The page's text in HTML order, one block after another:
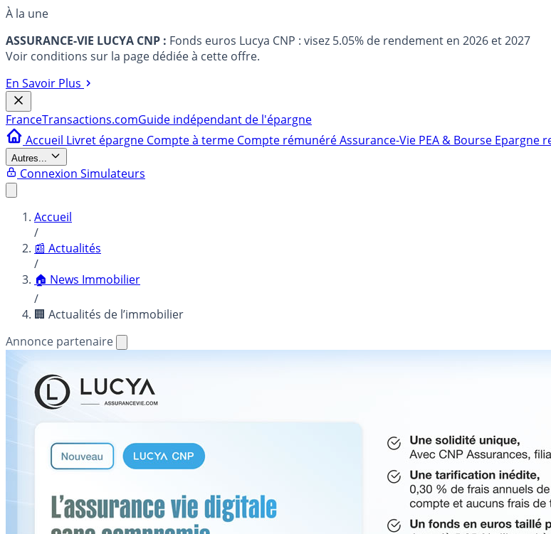
À la une
ASSURANCE-VIE LUCYA CNP : Fonds euros Lucya CNP : visez 5.05% de rendement en 2026 et 2027
Voir conditions sur la page dédiée à cette offre.
En Savoir Plus
FranceTransactions.comGuide indépendant de l'épargne
Accueil Livret épargne Compte à terme Compte rémunéréAssurance-Vie PEA & Bourse Epargne
Autres...
Connexion Simulateurs
Accueil
/
📰 Actualités
/
🏠 News Immobilier
/
🏢 Actualités de l’immobilier
Annonce partenaire